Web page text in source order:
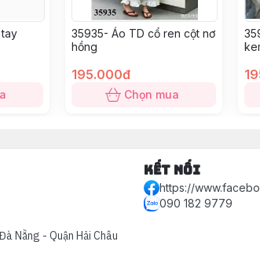
35935- Áo TD cổ ren cột nơ
hồng
195.000đ
Chọn mua
Nẵng - Quận Hải Châu
Kết nối
https://
090 182 9779